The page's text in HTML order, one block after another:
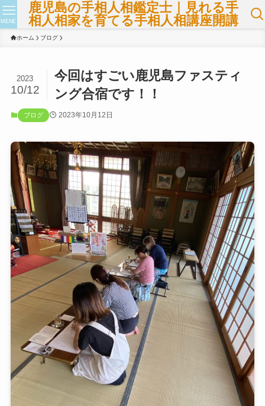
鹿児島の手相人相鑑定士｜見れる手
相人相家を育てる手相人相講座開講
MENE
ホーム ブログ
今回はすごい鹿児島ファスティ
ング合宿です！！
2023
10/12
ブログ 2023年10月12日